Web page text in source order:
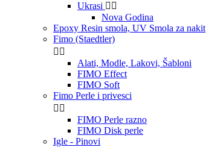
Ukrasi  
Nova Godina
Epoxy Resin smola, UV Smola za nakit
Fimo (Staedtler)
 
Alati, Modle, Lakovi, Šabloni
FIMO Effect
FIMO Soft
Fimo Perle i privesci
 
FIMO Perle razno
FIMO Disk perle
Igle - Pinovi